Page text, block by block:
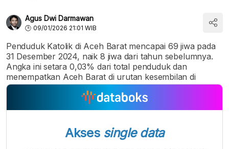
Agus Dwi Darmawan
09/01/2026 21:01 WIB
Penduduk Katolik di Aceh Barat mencapai 69 jiwa pada
31 Desember 2024, naik 8 jiwa dari tahun sebelumnya.
Angka ini setara 0,03% dari total penduduk dan
menempatkan Aceh Barat di urutan kesembilan di
Akses single data